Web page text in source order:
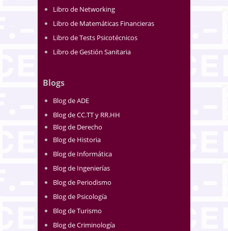
Libro de Networking
Libro de Matemáticas Financieras
Libro de Tests Psicotécnicos
Libro de Gestión Sanitaria
Blogs
Blog de ADE
Blog de CC.TT y RR.HH
Blog de Derecho
Blog de Historia
Blog de Informática
Blog de Ingenierías
Blog de Periodismo
Blog de Psicología
Blog de Turismo
Blog de Criminología